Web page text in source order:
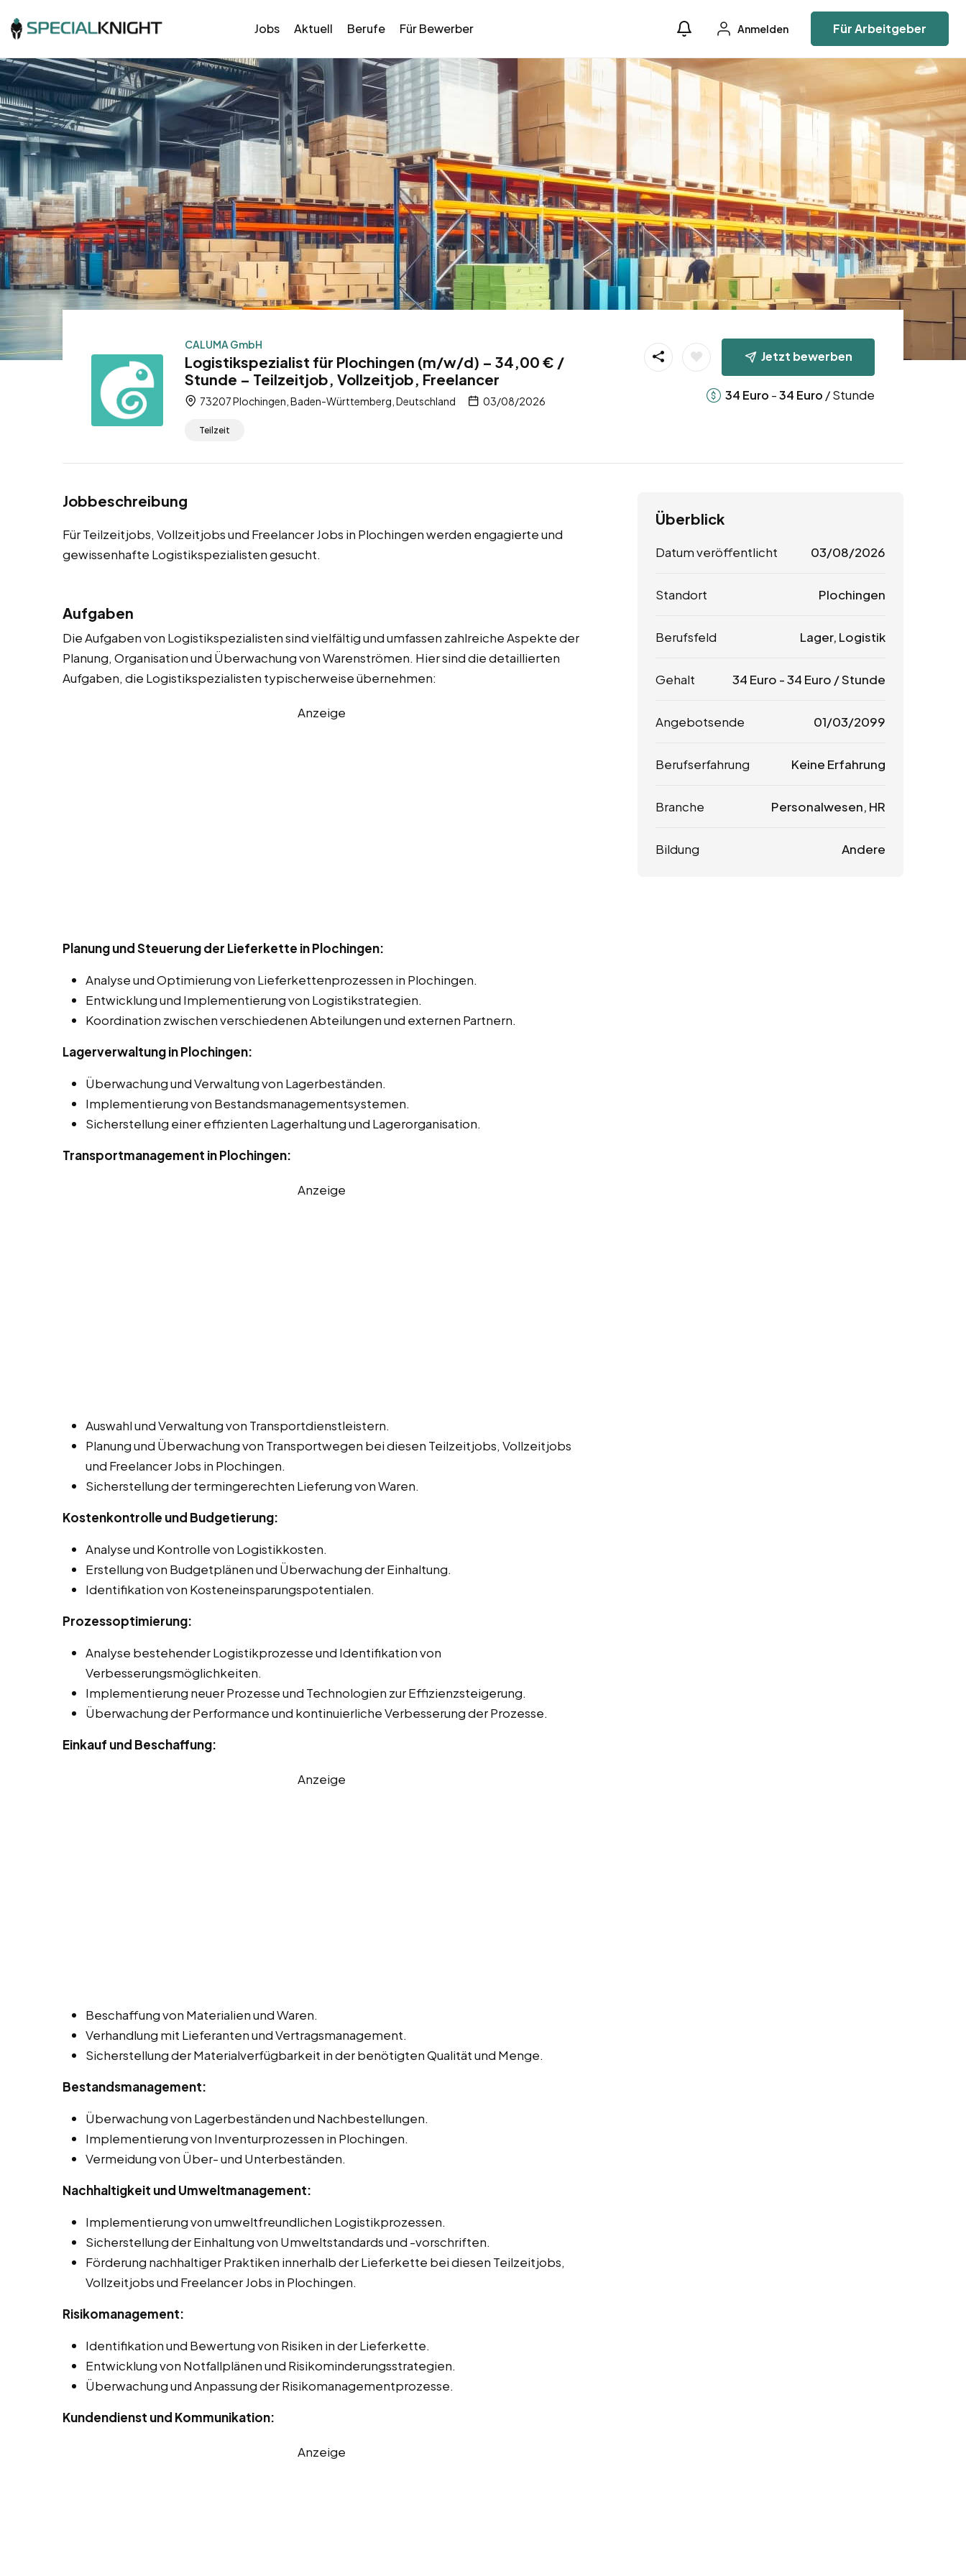
Jobs Aktuell Berufe Für Bewerber Anmelden Für Arbeitgeber
CALUMA GmbH
Logistikspezialist für Plochingen (m/w/d) – 34,00 € /
Stunde – Teilzeitjob, Vollzeitjob, Freelancer
73207 Plochingen, Baden-Württemberg, Deutschland 03/08/2026
Teilzeit
Jetzt bewerben
34 Euro -34 Euro / Stunde
Jobbeschreibung
Für Teilzeitjobs, Vollzeitjobs und Freelancer Jobs in Plochingen werden engagierte und
gewissenhafte Logistikspezialisten gesucht.
Aufgaben
Die Aufgaben von Logistikspezialisten sind vielfältig und umfassen zahlreiche Aspekte der
Planung, Organisation und Überwachung von Warenströmen. Hier sind die detaillierten
Aufgaben, die Logistikspezialisten typischerweise übernehmen:
Anzeige
Planung und Steuerung der Lieferkette in Plochingen:
Analyse und Optimierung von Lieferkettenprozessen in Plochingen.
Entwicklung und Implementierung von Logistikstrategien.
Koordination zwischen verschiedenen Abteilungen und externen Partnern.
Lagerverwaltung in Plochingen:
Überwachung und Verwaltung von Lagerbeständen.
Implementierung von Bestandsmanagementsystemen.
Sicherstellung einer effizienten Lagerhaltung und Lagerorganisation.
Transportmanagement in Plochingen:
Anzeige
Auswahl und Verwaltung von Transportdienstleistern.
Planung und Überwachung von Transportwegen bei diesen Teilzeitjobs, Vollzeitjobs
und Freelancer Jobs in Plochingen.
Sicherstellung der termingerechten Lieferung von Waren.
Kostenkontrolle und Budgetierung:
Analyse und Kontrolle von Logistikkosten.
Erstellung von Budgetplänen und Überwachung der Einhaltung.
Identifikation von Kosteneinsparungspotentialen.
Prozessoptimierung:
Analyse bestehender Logistikprozesse und Identifikation von
Verbesserungsmöglichkeiten.
Implementierung neuer Prozesse und Technologien zur Effizienzsteigerung.
Überwachung der Performance und kontinuierliche Verbesserung der Prozesse.
Einkauf und Beschaffung:
Anzeige
Beschaffung von Materialien und Waren.
Verhandlung mit Lieferanten und Vertragsmanagement.
Sicherstellung der Materialverfügbarkeit in der benötigten Qualität und Menge.
Bestandsmanagement:
Überwachung von Lagerbeständen und Nachbestellungen.
Implementierung von Inventurprozessen in Plochingen.
Vermeidung von Über- und Unterbeständen.
Nachhaltigkeit und Umweltmanagement:
Implementierung von umweltfreundlichen Logistikprozessen.
Sicherstellung der Einhaltung von Umweltstandards und -vorschriften.
Förderung nachhaltiger Praktiken innerhalb der Lieferkette bei diesen Teilzeitjobs,
Vollzeitjobs und Freelancer Jobs in Plochingen.
Risikomanagement:
Identifikation und Bewertung von Risiken in der Lieferkette.
Entwicklung von Notfallplänen und Risikominderungsstrategien.
Überwachung und Anpassung der Risikomanagementprozesse.
Kundendienst und Kommunikation:
Anzeige
Überblick
Datum veröffentlicht 03/08/2026
Standort Plochingen
Berufsfeld Lager, Logistik
Gehalt 34 Euro -34 Euro / Stunde
Angebotsende 01/03/2099
Berufserfahrung Keine Erfahrung
Branche Personalwesen, HR
Bildung Andere